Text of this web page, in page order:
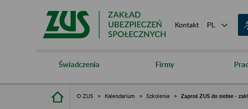
Kontakt
Świadczenia Firmy
O ZUS Kalendarium Szkolenia Zaproś ZUS do siebie -